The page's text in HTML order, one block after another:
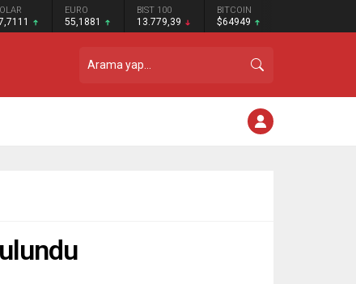
EURO
55,1881
BIST 100
13.779,39
BITCOIN
$64949